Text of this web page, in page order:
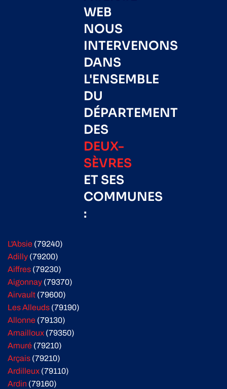
WEB
NOUS
INTERVENONS
DANS
L'ENSEMBLE
DU
DÉPARTEMENT
DES
DEUX-
SÈVRES
ET SES
COMMUNES
:
L'Absie (79240)
Adilly (79200)
Aiffres (79230)
Aigonnay (79370)
Airvault (79600)
Les Alleuds (79190)
Allonne (79130)
Amailloux (79350)
Amuré (79210)
Arçais (79210)
Ardilleux (79110)
Ardin (79160)